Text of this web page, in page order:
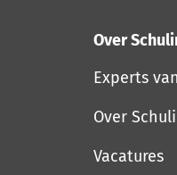
Over
Experts
Over
Vacatures